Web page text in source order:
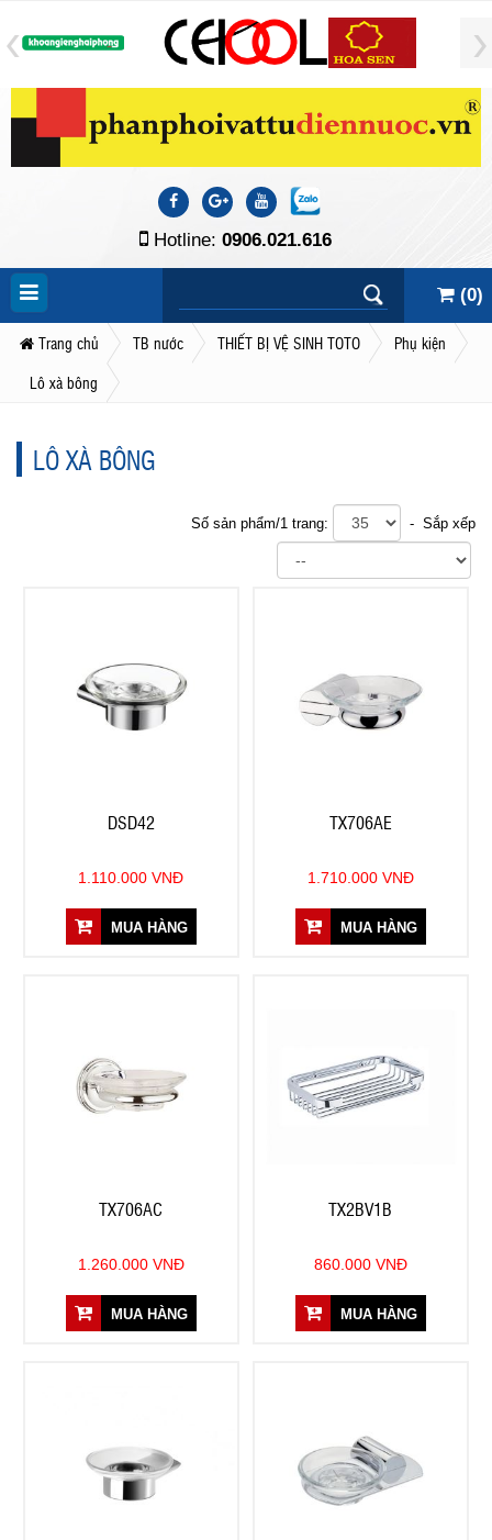
Hotline: 0906.021.616
(0)
Trang chủ TB nước THIẾT BỊ VỆ SINH TOTO
Phụ kiện
Lô xà bông
LÔ XÀ BÔNG
Số sản phẩm/1 trang: - Sắp xếp
DSD42
1.110.000 VNĐ
MUA HÀNG
TX706AE
1.710.000 VNĐ
MUA HÀNG
TX706AC
1.260.000 VNĐ
MUA HÀNG
TX2BV1B
860.000 VNĐ
MUA HÀNG